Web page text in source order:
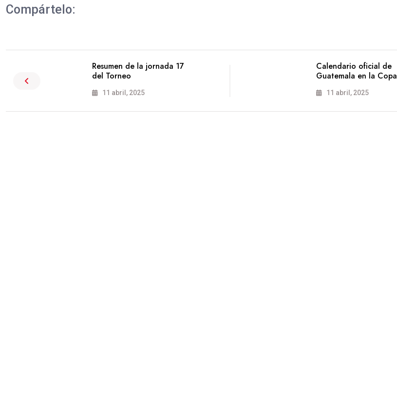
Compártelo:
Resumen de la jornada 17
del Torneo
11 abril, 2025
Calendario oficial de
Guatemala en la Copa
11 abril, 2025